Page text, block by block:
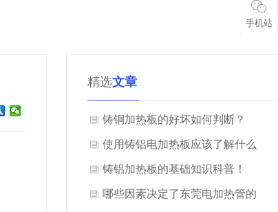
精选文章
铸铜加热板的好坏如何判断？
使用铸铝电加热板应该了解什么
知识？
铸铝加热板的基础知识科普！
哪些因素决定了东莞电加热管的
手机站